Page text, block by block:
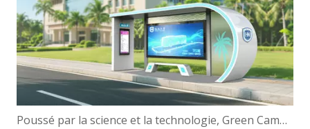
Poussé par la science et la technologie, Green Campus | Hanbang Intelligence travaille avec l'Université de Hainan pour créer une nouvelle écologie du voyage intelligent !